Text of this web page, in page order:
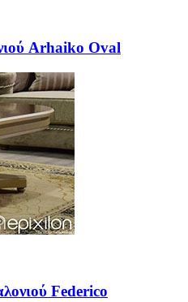
Arhaiko Oval
Federico